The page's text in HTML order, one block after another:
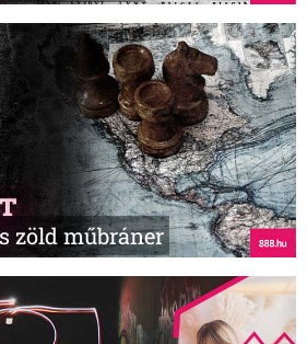
zöld műbráner